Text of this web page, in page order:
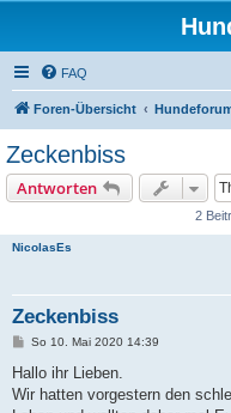
FAQ
Foren-Übersicht
Zeckenbiss
Antworten
2
NicolasEs
Zeckenbiss
B
i
r
So 10. Mai 2020 14:39
Hallo ihr Lieben.
Wir hatten vorgestern den